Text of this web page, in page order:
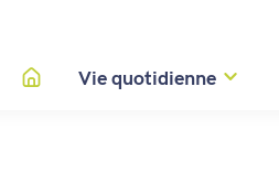
Vie quotidienne